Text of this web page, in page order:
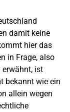
damit keine
hier das
in Frage, also
erwähnt, ist
bekannt wie ein
allein wegen